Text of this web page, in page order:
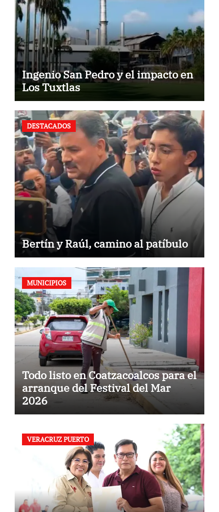
Ingenio San Pedro y el impacto en
Los Tuxtlas
DESTACADOS
Bertín y Raúl, camino al patíbulo
MUNICIPIOS
Todo listo en Coatzacoalcos para el
arranque del Festival del Mar
2026
VERACRUZ PUERTO